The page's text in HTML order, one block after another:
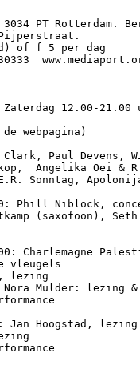
PT Rotterdam.
of f 5 per dag
12.00-21.00
webpagina)
Paul Devens,
Angelika Oei &
Sonntag,
Phill Niblock,
(saxofoon),
Charlemagne
vleugels
lezing
Nora Mulder: lezing
Jan Hoogstad, lezing